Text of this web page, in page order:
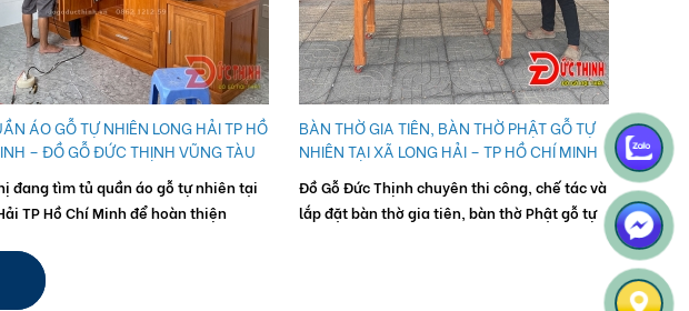
ÁO GỖ TỰ NHIÊN LONG HẢI TP HỒ
– ĐỒ GỖ ĐỨC THỊNH VŨNG TÀU
đang tìm tủ quần áo gỗ tự nhiên tại
TP Hồ Chí Minh để hoàn thiện
xưởng mộc uy tín...
BÀN THỜ GIA TIÊN, BÀN THỜ PHẬT GỖ TỰ
NHIÊN TẠI XÃ LONG HẢI – TP HỒ CHÍ MINH
Đồ Gỗ Đức Thịnh chuyên thi công, chế tác và
lắp đặt bàn thờ gia tiên, bàn thờ Phật gỗ tự